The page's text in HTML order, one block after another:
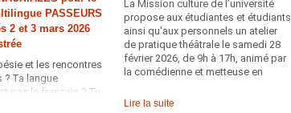
PASSEURS
2 et 3 mars 2026
et les rencontres
? Ta langue
pas le français ? Tu
du théâtre ?
La Mission culture de l’université
propose aux étudiantes et étudiants
ainsi qu'aux personnels un atelier
de pratique théâtrale le samedi 28
février 2026, de 9h à 17h, animé par
la comédienne et metteuse en
immersive pour explorer les bases
Lire la suite